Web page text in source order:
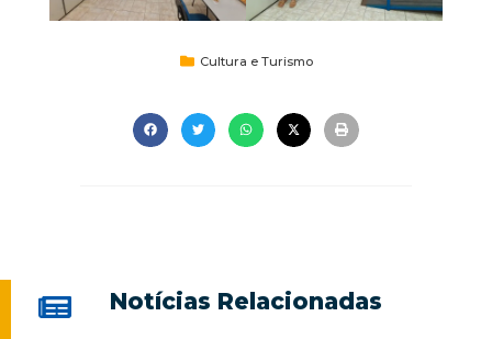
Cultura e Turismo
Notícias Relacionadas